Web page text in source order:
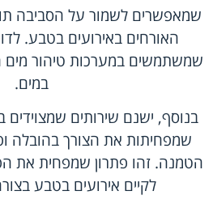
שמאפשרים לשמור על הסביבה
האורחים באירועים בטבע.
שמשתמשים במערכות טיהור מים
במים.
בנוסף, ישנם שירותים שמצוידים
שמפחיתות את הצורך בהובלה
הטמנה. זהו פתרון שמפחית את
לקיים אירועים בטבע